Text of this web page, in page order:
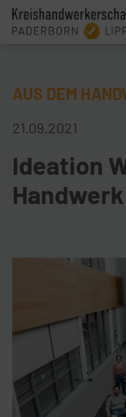
AUS DEM
21.09.2021
Ideation
Handwerk